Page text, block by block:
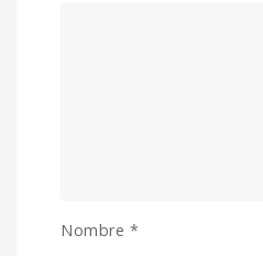
Nombre *